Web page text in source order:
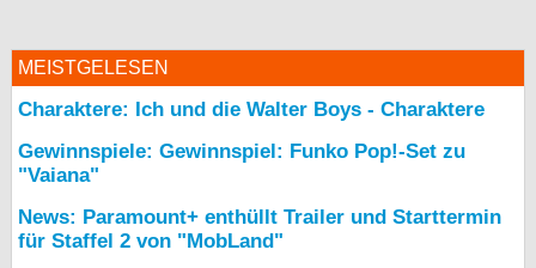
MEISTGELESEN
Charaktere: Ich und die Walter Boys - Charaktere
Gewinnspiele: Gewinnspiel: Funko Pop!-Set zu
"Vaiana"
News: Paramount+ enthüllt Trailer und Starttermin
für Staffel 2 von "MobLand"